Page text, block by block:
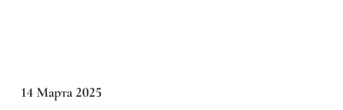
14 Марта 2025